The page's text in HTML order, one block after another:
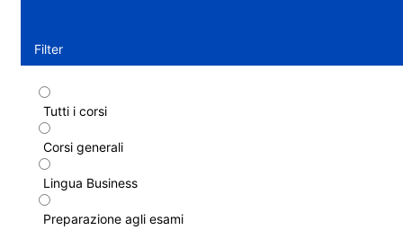
Filter
Tutti i corsi
Corsi generali
Lingua Business
Preparazione agli esami
Corso standard
Durata: 1 - 52 settimane
Livelli: Elementare (A1) a Avanzato (C1)
1 settimana
576 EUR